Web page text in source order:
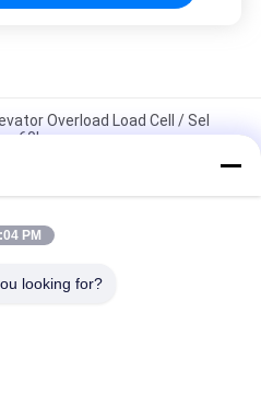
Overload Load Cell / Sel
60kg
Untuk Timbangan Derek
Sensor Untuk Kompresi
PM
looking for?